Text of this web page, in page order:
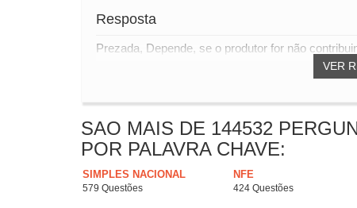
Resposta
VER
Prezada, Depende, se o produtor for não
SAO MAIS DE 144532
POR PALAVRA CHAVE:
SIMPLES NACIONAL
579 Questões
NFE
424 Questões